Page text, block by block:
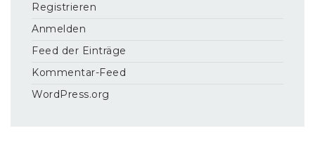
Registrieren
Anmelden
Feed der Einträge
Kommentar-Feed
WordPress.org